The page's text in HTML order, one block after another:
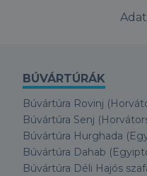
BÚVÁRTÚRÁK
Búvártúra Rovinj
Búvártúra Senj
Búvártúra Hurghada
Búvártúra Dahab
Búvártúra Déli Hajós